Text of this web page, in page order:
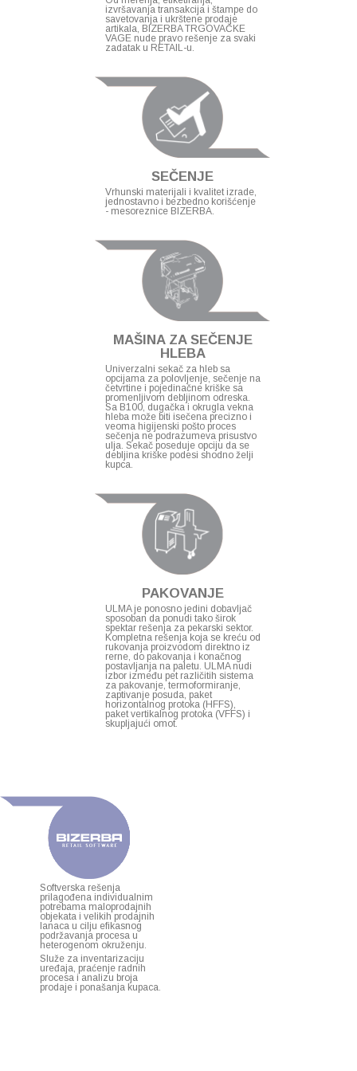
izvršavanja transakcija i štampe do
savetovanja i ukrštene prodaje
artikala, BIZERBA TRGOVAČKE
VAGE nude pravo rešenje za svaki
zadatak u RETAIL-u.
SEČENJE
Vrhunski materijali i kvalitet izrade,
jednostavno i bezbedno korišćenje
- mesoreznice BIZERBA.
MAŠINA ZA SEČENJE
HLEBA
Univerzalni sekač za hleb sa
opcijama za polovljenje, sečenje na
četvrtine i pojedinačne kriške sa
promenljivom debljinom odreska.
Sa B100, dugačka i okrugla vekna
hleba može biti isečena precizno i
veoma higijenski pošto proces
sečenja ne podrazumeva prisustvo
ulja. Sekač poseduje opciju da se
debljina kriške podesi shodno želji
kupca.
PAKOVANJE
ULMA je ponosno jedini dobavljač
sposoban da ponudi tako širok
spektar rešenja za pekarski sektor.
Kompletna rešenja koja se kreću od
rukovanja proizvodom direktno iz
rerne, do pakovanja i konačnog
postavljanja na paletu. ULMA nudi
izbor između pet različitih sistema
za pakovanje, termoformiranje,
zaptivanje posuda, paket
horizontalnog protoka (HFFS),
paket vertikalnog protoka (VFFS) i
skupljajući omot.
Softverska rešenja
prilagođena individualnim
potrebama maloprodajnih
objekata i velikih prodajnih
lanaca u cilju efikasnog
podržavanja procesa u
heterogenom okruženju.
Služe za inventarizaciju
uređaja, praćenje radnih
procesa i analizu broja
prodaje i ponašanja kupaca.